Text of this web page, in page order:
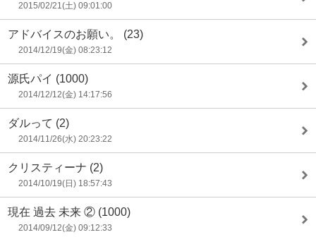
2015/02/21(土) 09:01:00
アドバイスのお願い。 (23)
2014/12/19(金) 08:23:12
源氏パイ (1000)
2014/12/12(金) 14:17:56
ダルって (2)
2014/11/26(水) 20:23:22
クリスティーナ (2)
2014/10/19(日) 18:57:43
現在 過去 未来 ② (1000)
2014/09/12(金) 09:12:33